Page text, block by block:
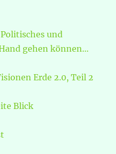
und
gehen können…
Erde 2.0, Teil 2
Blick